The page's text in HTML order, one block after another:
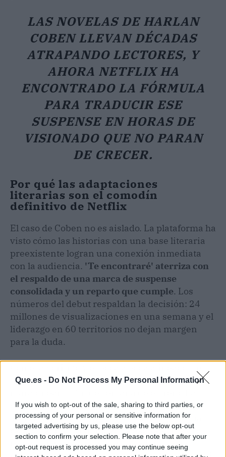
Que.es - Do Not Process My Personal Information
If you wish to opt-out of the sale, sharing to third parties, or
processing of your personal or sensitive information for
targeted advertising by us, please use the below opt-out
section to confirm your selection. Please note that after your
opt-out request is processed you may continue seeing
LAS NOVELAS DE HARLAN
COBEN LLEVAN DÉCADAS
ATRAPANDO LECTORES, Y
AHORA NETFLIX HA
ENCONTRADO LA FÓRMULA
PARA TRADUCIR ESE
SUSPENSE EN HORAS DE
VISIONADO QUE NO PARAN
DE CRECER.
Por qué las adaptaciones
literarias son el comodín
definitivo de Netflix
El caso de Coben no es aislado. La plataforma ha
visto cómo las historias con una base literaria
preexistente logran una conexión inmediata
con la audiencia. 'Te encontraré' aterriza con
el respaldo de una marca de suspense
consolidada y un reparto que cumple. Los
números del debut respaldan la decisión: 24
millones de visualizaciones en una semana y el
liderazgo en 60 territorios no dejan margen
para la duda.
suspense de Coben es perfecto para
coincidido con un hueco de grandes
lanzamientos en otras plataformas, lo que ha
catapultado su visibilidad. A eso se suma un
reparto conocido y una producción que no